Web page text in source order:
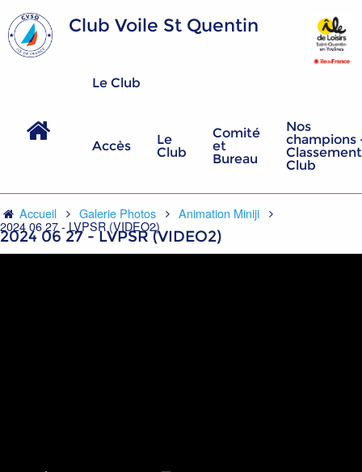
Club Voile St Quentin
Le Club
Accès
Le
Club
Comité
et
Bureau
Nos
champions
Club
Accueil Galerie Photos Animation Miniji
2024 06 27 - LVPSR (VIDEO2)
2024 06 27 - LVPSR (VIDEO2)